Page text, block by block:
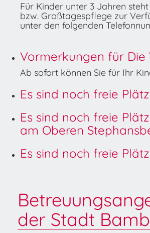
Für Kinder unter 3 Jahren
bzw. Großtagespflege zur
unter den folgenden
Vormerkungen für
Ab sofort können Sie für Ihr
Es sind noch freie
Es sind noch freie
am Oberen
Es sind noch freie
der Stadt